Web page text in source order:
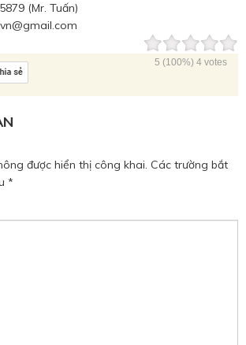
(Mr. Tuấn)
5 (100%) 4 votes
được hiển thị công khai. Các trường bắt
*